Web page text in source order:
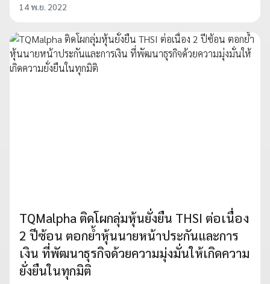
14 พ.ย. 2022
TQMalpha ติดโผกลุ่มหุ้นยั่งยืน THSI ต่อเนื่อง
2 ปีซ้อน ตอกย้ำหุ้นนายหน้าประกันและการ
เงิน ที่พัฒนาธุรกิจด้วยความมุ่งมั่นให้เกิดความ
ยั่งยืนในทุกมิติ